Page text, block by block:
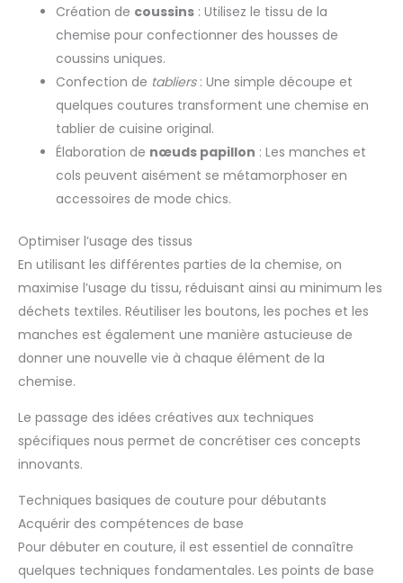
Création de coussins : Utilisez le tissu de la
chemise pour confectionner des housses de
coussins uniques.
Confection de tabliers: Une simple découpe et
quelques coutures transforment une chemise en
tablier de cuisine original.
Élaboration de nœuds papillon : Les manches et
cols peuvent aisément se métamorphoser en
accessoires de mode chics.
Optimiser l’usage des tissus
En utilisant les différentes parties de la chemise, on
maximise l’usage du tissu, réduisant ainsi au minimum les
déchets textiles. Réutiliser les boutons, les poches et les
manches est également une manière astucieuse de
donner une nouvelle vie à chaque élément de la
chemise.
Le passage des idées créatives aux techniques
spécifiques nous permet de concrétiser ces concepts
innovants.
Techniques basiques de couture pour débutants
Acquérir des compétences de base
Pour débuter en couture, il est essentiel de connaître
quelques techniques fondamentales. Les points de base